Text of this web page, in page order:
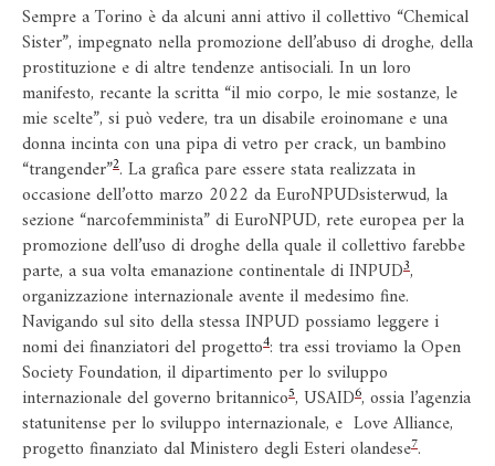
Sempre a Torino è da alcuni anni attivo il collettivo “Chemical
Sister”, impegnato nella promozione dell’abuso di droghe, della
prostituzione e di altre tendenze antisociali. In un loro
manifesto, recante la scritta “il mio corpo, le mie sostanze, le
mie scelte”, si può vedere, tra un disabile eroinomane e una
donna incinta con una pipa di vetro per crack, un bambino
“trangender”2. La grafica pare essere stata realizzata in
occasione dell’otto marzo 2022 da EuroNPUDsisterwud, la
sezione “narcofemminista” di EuroNPUD, rete europea per la
promozione dell’uso di droghe della quale il collettivo farebbe
parte, a sua volta emanazione continentale di INPUD3,
organizzazione internazionale avente il medesimo fine.
Navigando sul sito della stessa INPUD possiamo leggere i
nomi dei finanziatori del progetto4: tra essi troviamo la Open
Society Foundation, il dipartimento per lo sviluppo
internazionale del governo britannico5, USAID6, ossia l’agenzia
statunitense per lo sviluppo internazionale, e Love Alliance,
progetto finanziato dal Ministero degli Esteri olandese7.